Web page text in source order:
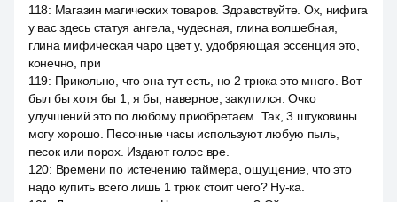
118: Магазин магических товаров. Здравствуйте. Ох, нифига
у вас здесь статуя ангела, чудесная, глина волшебная,
глина мифическая чаро цвет у, удобряющая эссенция это,
конечно, при
119: Прикольно, что она тут есть, но 2 трюка это много. Вот
был бы хотя бы 1, я бы, наверное, закупился. Очко
улучшений это по любому приобретаем. Так, 3 штуковины
могу хорошо. Песочные часы используют любую пыль,
песок или порох. Издают голос вре.
120: Времени по истечению таймера, ощущение, что это
надо купить всего лишь 1 трюк стоит чего? Ну-ка.